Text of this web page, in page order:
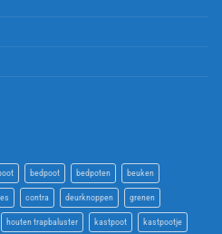
bedpoot bedpoten beuken
contra deurknoppen grenen
houten trapbaluster kastpoot kastpootje